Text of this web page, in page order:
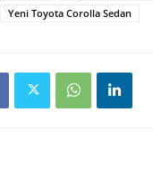
Yeni Toyota Corolla Sedan